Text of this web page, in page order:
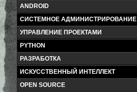
ANDROID
СИСТЕМНОЕ АДМИНИСТРИРОВАНИЕ
УПРАВЛЕНИЕ ПРОЕКТАМИ
PYTHON
РАЗРАБОТКА
ИСКУССТВЕННЫЙ ИНТЕЛЛЕКТ
OPEN SOURCE